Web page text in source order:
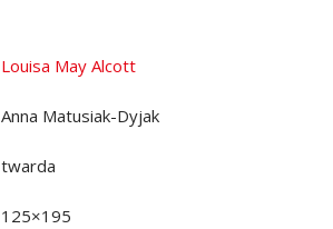
Louisa May Alcott
Anna Matusiak-Dyjak
twarda
125×195